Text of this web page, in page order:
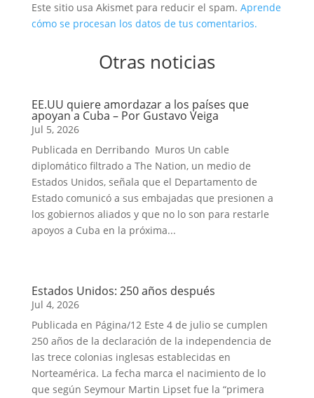
Este sitio usa Akismet para reducir el spam. Aprende
cómo se procesan los datos de tus comentarios.
Otras noticias
EE.UU quiere amordazar a los países que
apoyan a Cuba – Por Gustavo Veiga
Jul 5, 2026
Publicada en Derribando Muros Un cable
diplomático filtrado a The Nation, un medio de
Estados Unidos, señala que el Departamento de
Estado comunicó a sus embajadas que presionen a
los gobiernos aliados y que no lo son para restarle
apoyos a Cuba en la próxima...
Estados Unidos: 250 años después
Jul 4, 2026
Publicada en Página/12 Este 4 de julio se cumplen
250 años de la declaración de la independencia de
las trece colonias inglesas establecidas en
Norteamérica. La fecha marca el nacimiento de lo
que según Seymour Martin Lipset fue la “primera